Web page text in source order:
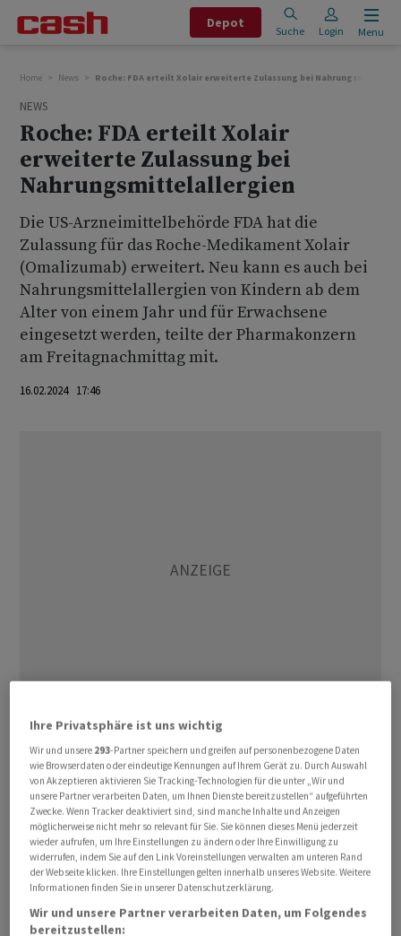
Depot
Suche Login Menu
Home News Roche: FDA erteilt Xolair erweiterte Zulassung bei
NEWS
Roche: FDA erteilt Xolair
erweiterte Zulassung bei
Nahrungsmittelallergien
Die US-Arzneimittelbehörde FDA hat die
Zulassung für das Roche-Medikament Xolair
(Omalizumab) erweitert. Neu kann es auch bei
Nahrungsmittelallergien von Kindern ab dem
Alter von einem Jahr und für Erwachsene
eingesetzt werden, teilte der Pharmakonzern
am Freitagnachmittag mit.
16.02.2024 17:46
Ende 2023 hatte Roche nach einem Studienerfolg die
Zulassung beantragt. Laut Mitteilung ist Xolair das erste
von der FDA zugelassene Medikament, welches
allergische Reaktionen auf mehrere Lebensmittel nach
einem versehentlichen Kontakt reduziert.
Das Medikament soll jedoch nicht für die
Notfallbehandlung von Allergien verwendet werden.
Patienten müssen zudem weiterhin alle Lebensmittel
Ihre Privatsphäre ist uns wichtig
Wir und unsere 293-Partner speichern und greifen auf personenbezogene Daten
wie Browserdaten oder eindeutige Kennungen auf Ihrem Gerät zu. Durch Auswahl
von Akzeptieren aktivieren Sie Tracking-Technologien für die unter „Wir und
unsere Partner verarbeiten Daten, um Ihnen Dienste bereitzustellen“ aufgeführten
Zwecke. Wenn Tracker deaktiviert sind, sind manche Inhalte und Anzeigen
möglicherweise nicht mehr so relevant für Sie. Sie können dieses Menü jederzeit
wieder aufrufen, um Ihre Einstellungen zu ändern oder Ihre Einwilligung zu
widerrufen, indem Sie auf den Link Voreinstellungen verwalten am unteren Rand
der Webseite klicken. Ihre Einstellungen gelten innerhalb unseres Website. Weitere
Informationen finden Sie in unserer Datenschutzerklärung.
Wir und unsere Partner verarbeiten Daten, um Folgendes
bereitzustellen: